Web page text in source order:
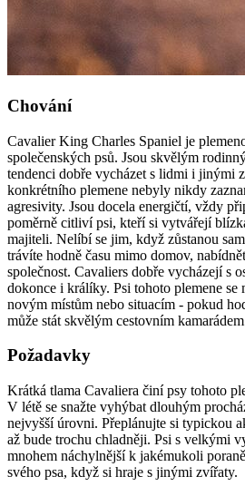
Chování
Cavalier King Charles Spaniel je
společenských psů. Jsou skvělým
tendenci dobře vycházet s lidmi i jinými
konkrétního plemene nebyly nikdy
agresivity. Jsou docela energičtí, vždy
poměrně citliví psi, kteří si vytvářejí
majiteli. Nelíbí se jim, když zůstanou
trávíte hodně času mimo domov,
společnost. Cavaliers dobře vycházejí s
dokonce i králíky. Psi tohoto plemene
novým místům nebo situacím - pokud
může stát skvělým cestovním
Požadavky
Krátká tlama Cavaliera činí psy tohoto
V létě se snažte vyhýbat dlouhým
nejvyšší úrovni. Přeplánujte si typickou
až bude trochu chladněji. Psi s velkými
mnohem náchylnější k jakémukoli
svého psa, když si hraje s jinými zvířaty.